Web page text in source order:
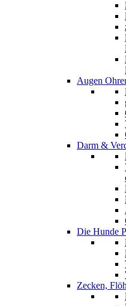
Augen
Darm &
Die Hunde
Zecken,